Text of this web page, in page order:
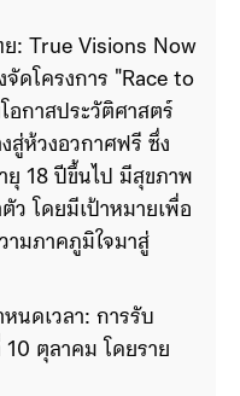
: True Visions Now
ดโครงการ "Race to
อกาสประวัติศาสตร์
สู่ห้วงอวกาศฟรี ซึ่ง
ยุ 18 ปีขึ้นไป มีสุขภาพ
ว โดยมีเป้าหมายเพื่อ
ามภาคภูมิใจมาสู่
นดเวลา: การรับ
ตุลาคม โดย
ดตั้งแต่เดือน